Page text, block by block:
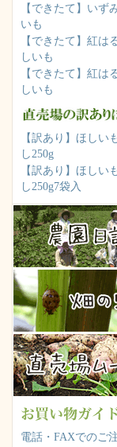
【できたて】いず
いも
【できたて】紅は
しいも
【できたて】紅は
しいも
【訳あり】ほしい
し250g
【訳あり】ほしい
し250g7袋入
電話・FAXでのご